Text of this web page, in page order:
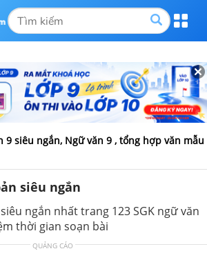
9 siêu ngắn, Ngữ văn 9 , tổng hợp văn mẫu
siêu ngắn
ngắn nhất trang 123 SGK ngữ văn
thời gian soạn bài
QUẢNG CÁO